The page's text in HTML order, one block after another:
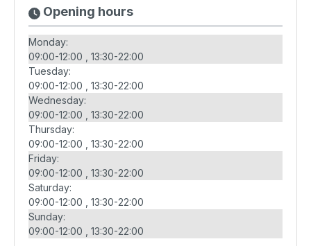
Opening hours
Monday:
09:00-12:00
13:30-22:00
Tuesday:
09:00-12:00
13:30-22:00
Wednesday:
09:00-12:00
13:30-22:00
Thursday:
09:00-12:00
13:30-22:00
Friday:
09:00-12:00
13:30-22:00
Saturday:
09:00-12:00
13:30-22:00
Sunday:
09:00-12:00
13:30-22:00